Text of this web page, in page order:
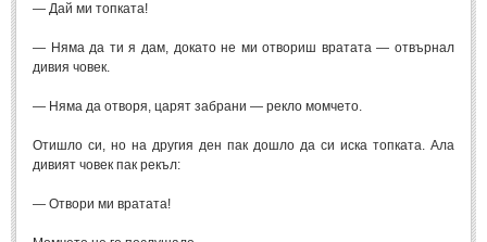
Нова Година
Коледа (8)
— Дай ми топката!
— Няма да ти я дам, докато не ми отвориш вратата — отвърнал
дивия човек.
— Няма да отворя, царят забрани — рекло момчето.
Отишло си, но на другия ден пак дошло да си иска топката. Ала
дивият човек пак рекъл:
— Отвори ми вратата!